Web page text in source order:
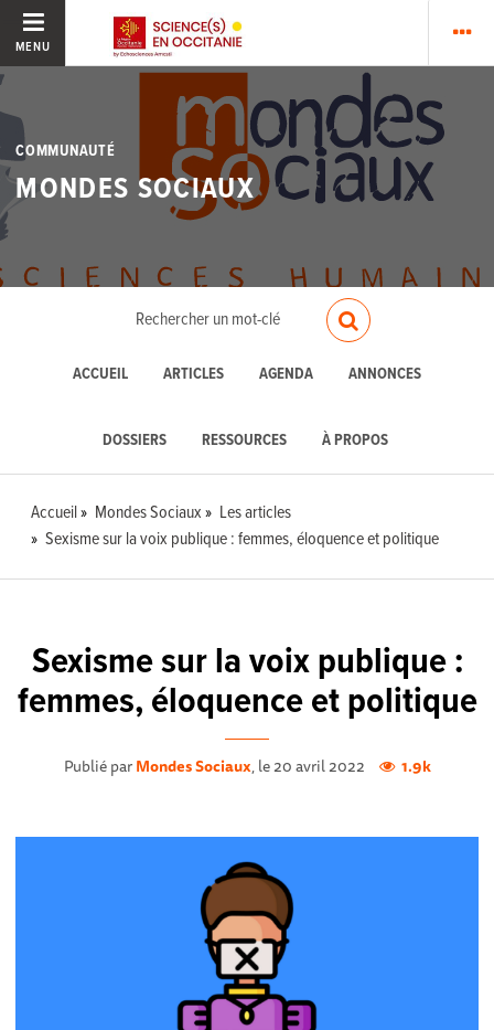
MENU
COMMUNAUTÉ
MONDES SOCIAUX
ACCUEIL ARTICLES AGENDA ANNONCES
DOSSIERS RESSOURCES À PROPOS
Accueil Mondes Sociaux
Les articles
Sexisme sur la voix publique : femmes, éloquence et politique
Sexisme sur la voix publique :
femmes, éloquence et politique
Publié parMondes Sociaux, le 20 avril 2022 1.9k